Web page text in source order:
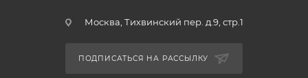
Москва, Тихвинский пер. д.9, стр.1
ПОДПИСАТЬСЯ НА РАССЫЛКУ